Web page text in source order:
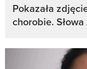
Pokazała
chorobie.